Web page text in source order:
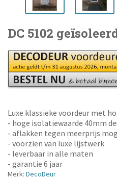
DC 5102
Luxe klassieke voordeur met
- hoge isolatiewaarde 40mm
- aflakken tegen meerprijs
- voorzien van luxe lijstwerk
- leverbaar in alle maten
- garantie 6 jaar
Merk: DecoDeur